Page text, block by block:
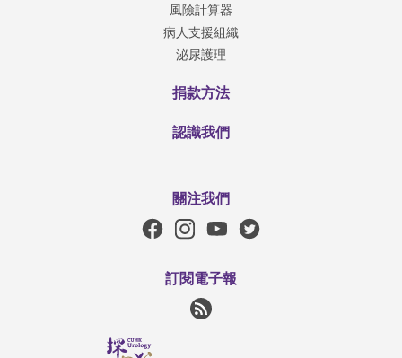
風險計算器
病人支援組織
泌尿護理
捐款方法
認識我們
關注我們
訂閱電子報